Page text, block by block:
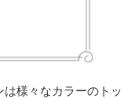
様々なカラーのトッ